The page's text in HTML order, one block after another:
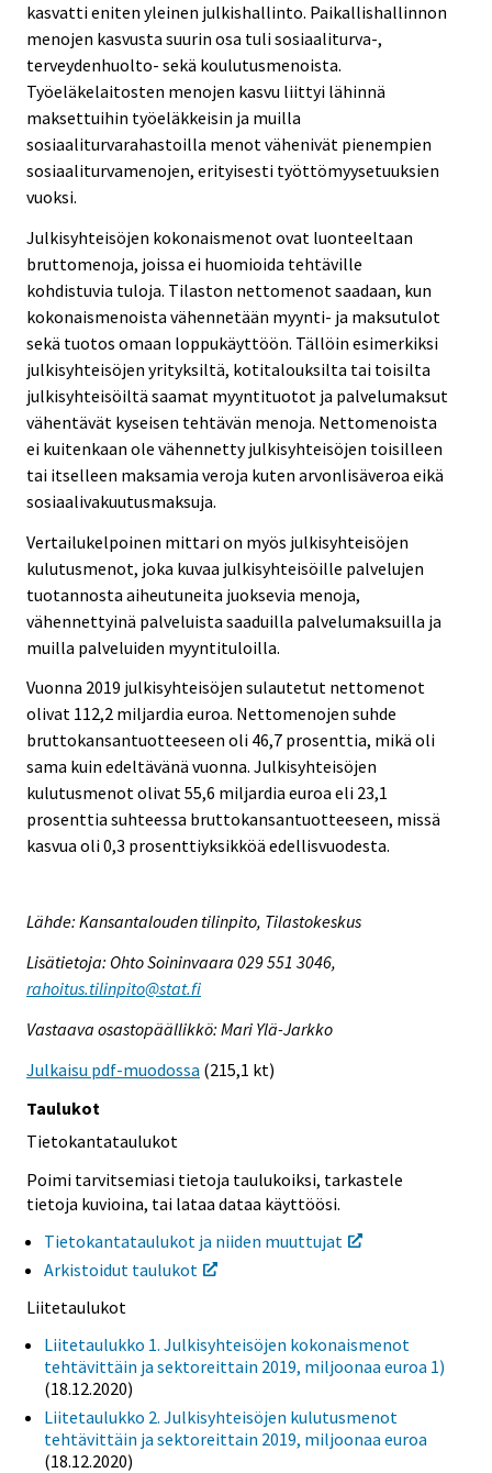
kasvatti eniten yleinen julkishallinto. Paikallishallinnon
menojen kasvusta suurin osa tuli sosiaaliturva-,
terveydenhuolto- sekä koulutusmenoista.
Työeläkelaitosten menojen kasvu liittyi lähinnä
maksettuihin työeläkkeisin ja muilla
sosiaaliturvarahastoilla menot vähenivät pienempien
sosiaaliturvamenojen, erityisesti työttömyysetuuksien
vuoksi.
Julkisyhteisöjen kokonaismenot ovat luonteeltaan
bruttomenoja, joissa ei huomioida tehtäville
kohdistuvia tuloja. Tilaston nettomenot saadaan, kun
kokonaismenoista vähennetään myynti- ja maksutulot
sekä tuotos omaan loppukäyttöön. Tällöin esimerkiksi
julkisyhteisöjen yrityksiltä, kotitalouksilta tai toisilta
julkisyhteisöiltä saamat myyntituotot ja palvelumaksut
vähentävät kyseisen tehtävän menoja. Nettomenoista
ei kuitenkaan ole vähennetty julkisyhteisöjen toisilleen
tai itselleen maksamia veroja kuten arvonlisäveroa eikä
sosiaalivakuutusmaksuja.
Vertailukelpoinen mittari on myös julkisyhteisöjen
kulutusmenot, joka kuvaa julkisyhteisöille palvelujen
tuotannosta aiheutuneita juoksevia menoja,
vähennettyinä palveluista saaduilla palvelumaksuilla ja
muilla palveluiden myyntituloilla.
Vuonna 2019 julkisyhteisöjen sulautetut nettomenot
olivat 112,2 miljardia euroa. Nettomenojen suhde
bruttokansantuotteeseen oli 46,7 prosenttia, mikä oli
sama kuin edeltävänä vuonna. Julkisyhteisöjen
kulutusmenot olivat 55,6 miljardia euroa eli 23,1
prosenttia suhteessa bruttokansantuotteeseen, missä
kasvua oli 0,3 prosenttiyksikköä edellisvuodesta.
Lähde: Kansantalouden tilinpito, Tilastokeskus
Lisätietoja: Ohto Soininvaara 029 551 3046,
rahoitus.tilinpito@stat.fi
Vastaava osastopäällikkö: Mari Ylä-Jarkko
Julkaisu pdf-muodossa (215,1 kt)
Taulukot
Tietokantataulukot
Poimi tarvitsemiasi tietoja taulukoiksi, tarkastele
tietoja kuvioina, tai lataa dataa käyttöösi.
Tietokantataulukot ja niiden muuttujat
Arkistoidut taulukot
Liitetaulukot
Liitetaulukko 1. Julkisyhteisöjen kokonaismenot
tehtävittäin ja sektoreittain 2019, miljoonaa euroa 1)
(18.12.2020)
Liitetaulukko 2. Julkisyhteisöjen kulutusmenot
tehtävittäin ja sektoreittain 2019, miljoonaa euroa
(18.12.2020)